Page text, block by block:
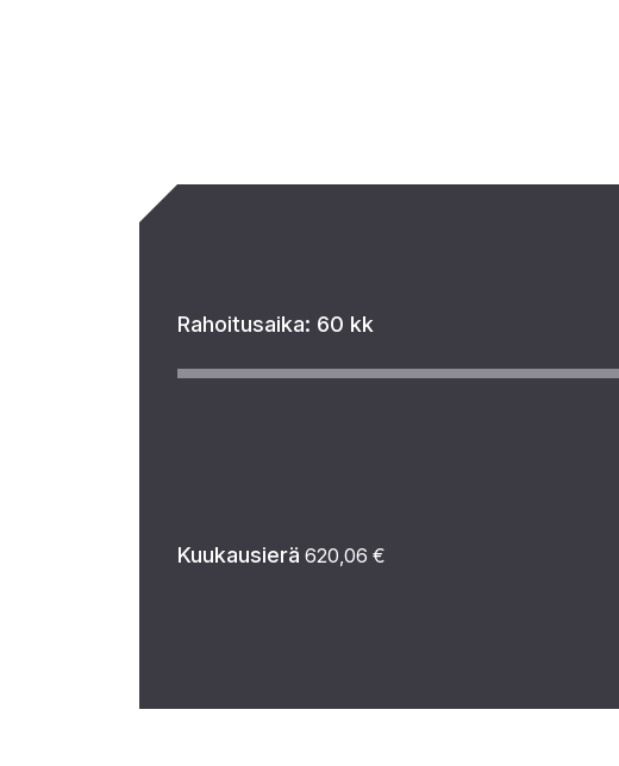
Rahoitusaika: 60 kk
Kuukausierä 620,06 €